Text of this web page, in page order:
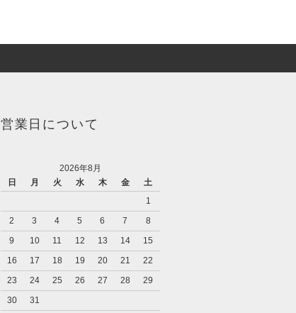
営業日について
2026年8月
日
月 火 水 木 金
土
1
2
3 4 5 6 7
8
9
10 11 12 13 14
15
16
17 18 19 20 21
22
23
24 25 26 27 28
29
30
31